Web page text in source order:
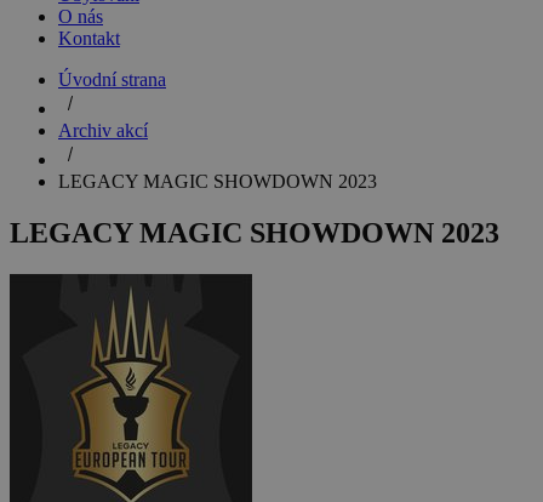
O nás
Kontakt
Úvodní strana
Archiv akcí
LEGACY MAGIC SHOWDOWN 2023
LEGACY MAGIC SHOWDOWN 2023